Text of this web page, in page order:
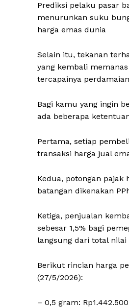
Prediksi pelaku pasar
menurunkan suku
harga emas dunia
Selain itu, tekanan
yang kembali
tercapainya
Bagi kamu yang ingin
ada beberapa
Pertama, setiap
transaksi harga jual
Kedua, potongan pajak
batangan dikenakan
Ketiga, penjualan
sebesar 1,5% bagi
langsung dari total nilai
Berikut rincian harga
(27/5/2026):
– 0,5 gram: